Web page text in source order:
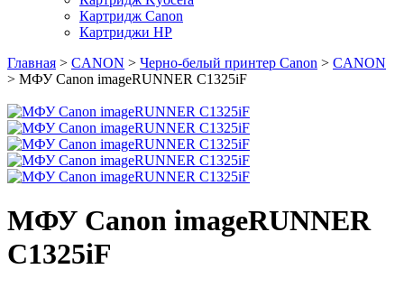
Картридж Canon
Картриджи HP
Главная > CANON > Черно-белый принтер Canon > CANON
> МФУ Canon imageRUNNER C1325iF
МФУ Canon imageRUNNER
C1325iF